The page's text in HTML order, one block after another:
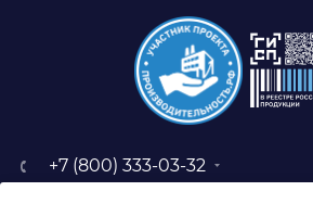
+7 (800) 333-03-32